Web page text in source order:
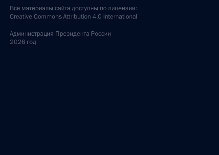
Все материалы сайта доступны по лицензии:
Creative Commons Attribution 4.0 International
Администрация Президента России
2026 год